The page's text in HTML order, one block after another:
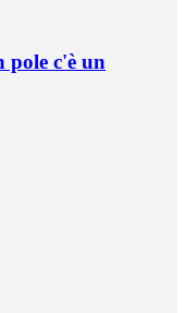
pole c'è un